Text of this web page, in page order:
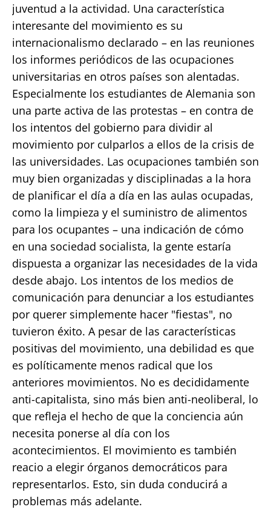
juventud a la actividad. Una característica
interesante del movimiento es su
internacionalismo declarado – en las reuniones
los informes periódicos de las ocupaciones
universitarias en otros países son alentadas.
Especialmente los estudiantes de Alemania son
una parte activa de las protestas – en contra de
los intentos del gobierno para dividir al
movimiento por culparlos a ellos de la crisis de
las universidades. Las ocupaciones también son
muy bien organizadas y disciplinadas a la hora
de planificar el día a día en las aulas ocupadas,
como la limpieza y el suministro de alimentos
para los ocupantes – una indicación de cómo
en una sociedad socialista, la gente estaría
dispuesta a organizar las necesidades de la vida
desde abajo. Los intentos de los medios de
comunicación para denunciar a los estudiantes
por querer simplemente hacer "fiestas", no
tuvieron éxito. A pesar de las características
positivas del movimiento, una debilidad es que
es políticamente menos radical que los
anteriores movimientos. No es decididamente
anti-capitalista, sino más bien anti-neoliberal, lo
que refleja el hecho de que la conciencia aún
necesita ponerse al día con los
acontecimientos. El movimiento es también
reacio a elegir órganos democráticos para
representarlos. Esto, sin duda conducirá a
problemas más adelante.